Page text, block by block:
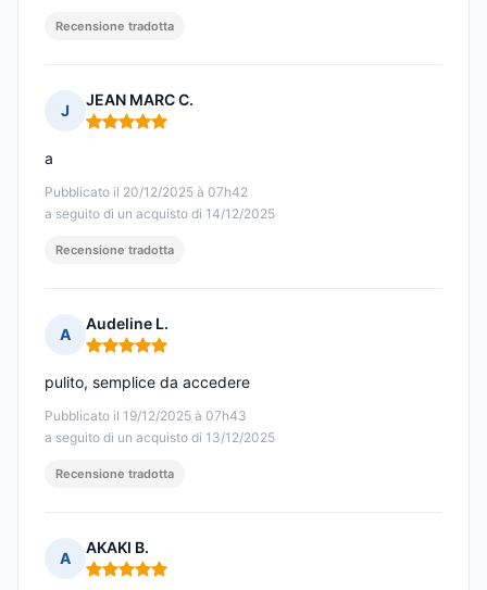
Recensione tradotta
J
JEAN MARC C.
Nota: 5 su 5
Pubblicato il 20/12/2025 à 07h42
a seguito di un acquisto di 14/12/2025
a
Recensione tradotta
A
Audeline L.
Nota: 5 su 5
Pubblicato il 19/12/2025 à 07h43
a seguito di un acquisto di 13/12/2025
pulito, semplice da accedere
Recensione tradotta
A
AKAKI B.
Nota: 5 su 5